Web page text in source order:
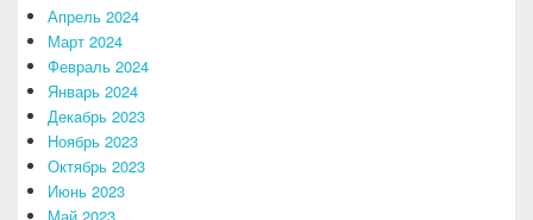
Апрель 2024
Март 2024
Февраль 2024
Январь 2024
Декабрь 2023
Ноябрь 2023
Октябрь 2023
Июнь 2023
Май 2023